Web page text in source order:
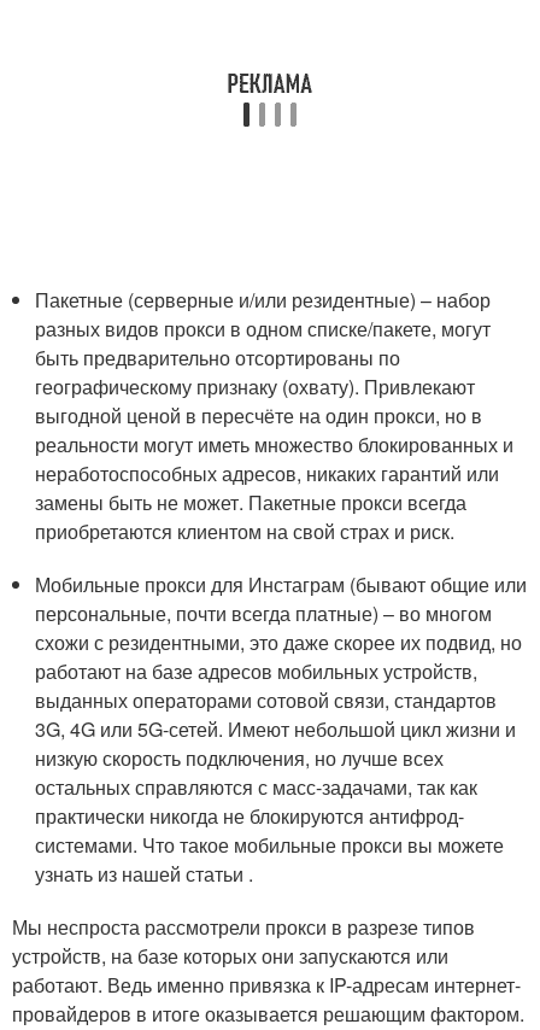
Пакетные (серверные и/или резидентные) – набор
разных видов прокси в одном списке/пакете, могут
быть предварительно отсортированы по
географическому признаку (охвату). Привлекают
выгодной ценой в пересчёте на один прокси, но в
реальности могут иметь множество блокированных и
неработоспособных адресов, никаких гарантий или
замены быть не может. Пакетные прокси всегда
приобретаются клиентом на свой страх и риск.
Мобильные прокси для Инстаграм (бывают общие или
персональные, почти всегда платные) – во многом
схожи с резидентными, это даже скорее их подвид, но
работают на базе адресов мобильных устройств,
выданных операторами сотовой связи, стандартов
3G, 4G или 5G-сетей. Имеют небольшой цикл жизни и
низкую скорость подключения, но лучше всех
остальных справляются с масс-задачами, так как
практически никогда не блокируются антифрод-
системами. Что такое мобильные прокси вы можете
узнать из нашей статьи .
Мы неспроста рассмотрели прокси в разрезе типов
устройств, на базе которых они запускаются или
работают. Ведь именно привязка к IP-адресам интернет-
провайдеров в итоге оказывается решающим фактором.